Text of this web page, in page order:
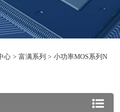
心 >富满系列 >小功率MOS系列N